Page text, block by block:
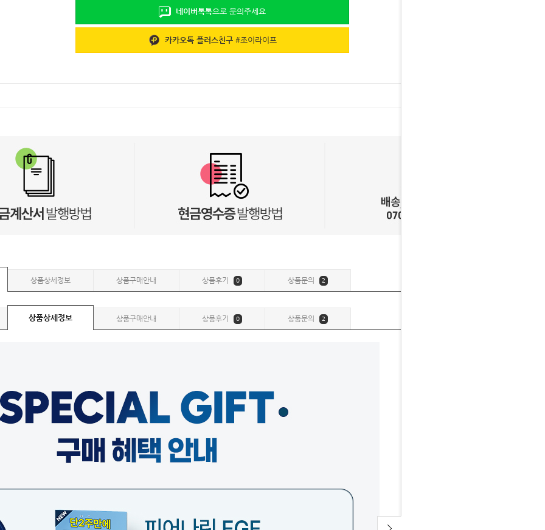
네이버톡톡으로 문의주세요
카카오톡 플러스친구#조이라이프
상품상세정보 상품구매안내 상품후기 0 상품문의 2
상품상세정보 상품구매안내 상품후기 0 상품문의 2